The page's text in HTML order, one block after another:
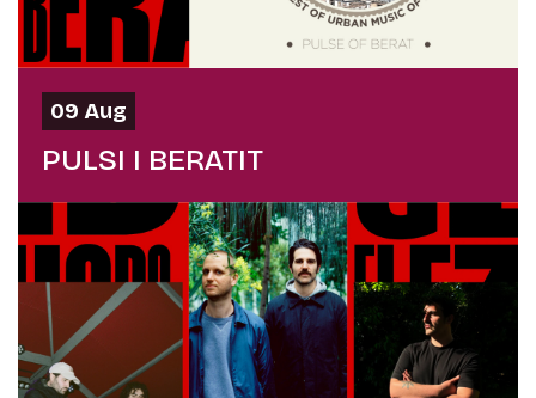
09 Aug
PULSI I BERATIT